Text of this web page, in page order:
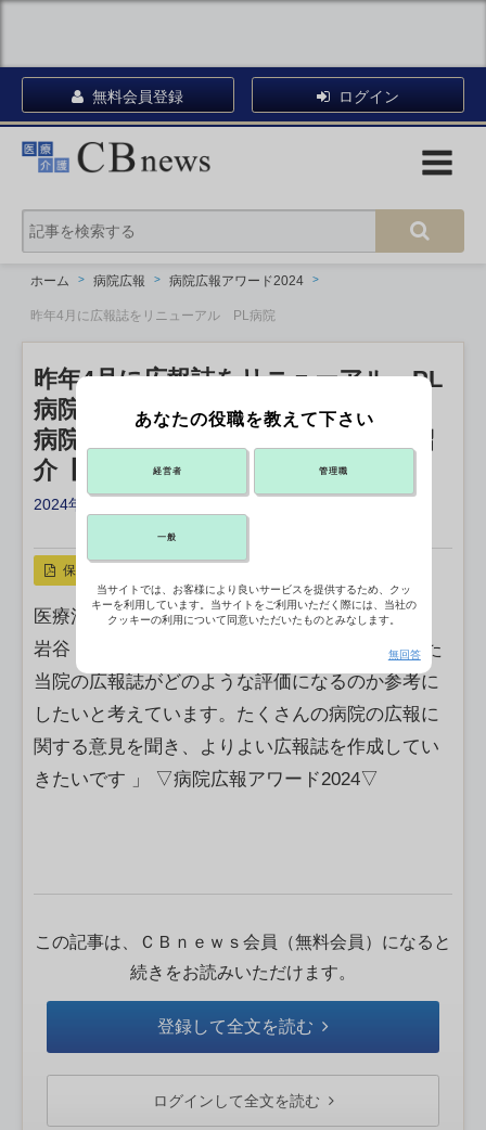
無料会員登録 ログイン
ホーム 病院広報 病院広報アワード2024
昨年4月に広報誌をリニューアル PL病院
昨年4月に広報誌をリニューアル PL
病院
病院広報アワード2024 エントリー紹
介【広報誌部門】
2024年05月19日 05:30
保存
医療法人宝生会 PL病院 総務部総務課 副主任
岩谷 幸子 様 【意気込み】 「 リニューアルした
当院の広報誌がどのような評価になるのか参考に
したいと考えています。たくさんの病院の広報に
関する意見を聞き、よりよい広報誌を作成してい
きたいです 」 ▽病院広報アワード2024▽
この記事は、ＣＢｎｅｗｓ会員（無料会員）になると
続きをお読みいただけます。
登録して全文を読む
ログインして全文を読む
あなたの役職を教えて下さい
経営者 管理職
一般
当サイトでは、お客様により良いサービスを提供するため、クッ
キーを利用しています。当サイトをご利用いただく際には、当社の
クッキーの利用について同意いただいたものとみなします。
無回答